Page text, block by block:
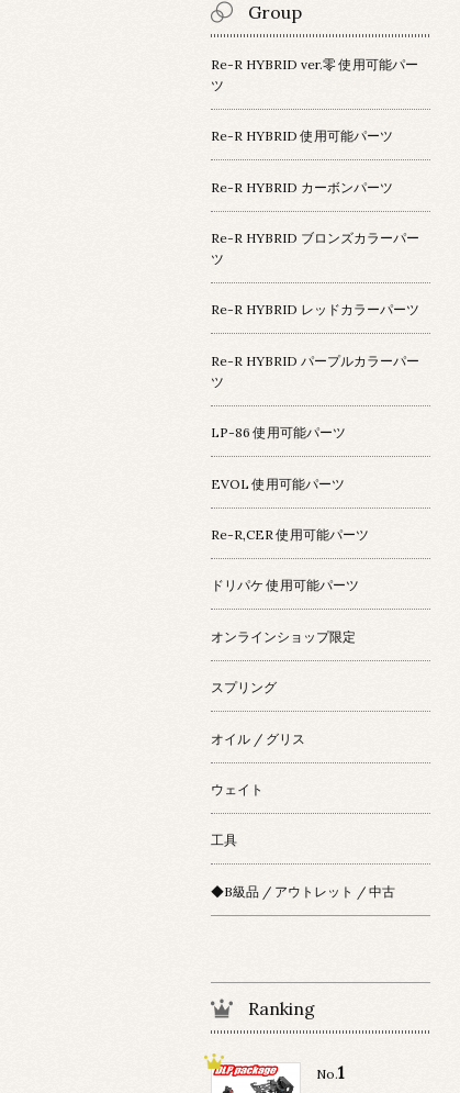
Group
Re-R HYBRID ver.零 使用可能パー
ツ
Re-R HYBRID 使用可能パーツ
Re-R HYBRID カーボンパーツ
Re-R HYBRID ブロンズカラーパー
ツ
Re-R HYBRID レッドカラーパーツ
Re-R HYBRID パープルカラーパー
ツ
LP-86 使用可能パーツ
EVOL 使用可能パーツ
Re-R,CER 使用可能パーツ
ドリパケ 使用可能パーツ
オンラインショップ限定
スプリング
オイル / グリス
ウェイト
工具
◆B級品 / アウトレット / 中古
Ranking
No.1